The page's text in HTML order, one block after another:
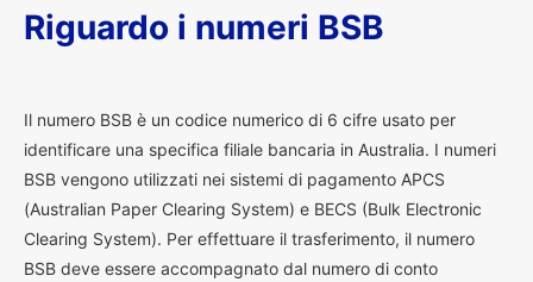
Riguardo i numeri BSB
Il numero BSB è un codice numerico di 6 cifre usato per
identificare una specifica filiale bancaria in Australia. I numeri
BSB vengono utilizzati nei sistemi di pagamento APCS
(Australian Paper Clearing System) e BECS (Bulk Electronic
Clearing System). Per effettuare il trasferimento, il numero
BSB deve essere accompagnato dal numero di conto